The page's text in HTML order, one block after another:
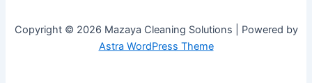
Copyright © 2026 Mazaya Cleaning Solutions | Powered by
Astra WordPress Theme